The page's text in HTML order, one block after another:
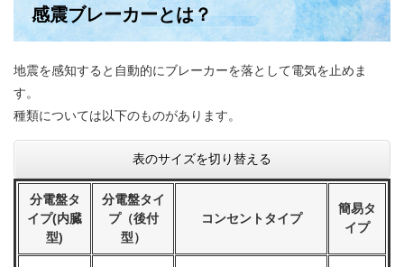
感震ブレーカーとは？
地震を感知すると自動的にブレーカーを落として電気を止めま
す。
種類については以下のものがあります。
表のサイズを切り替える
分電盤タ
イプ(内臓
型)
分電盤タイ
プ（後付
型）
コンセントタイプ
簡易タ
イプ